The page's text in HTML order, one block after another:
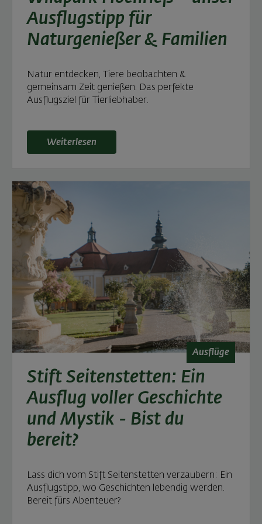
Ausflugstipp für
Naturgenießer & Familien
Natur entdecken, Tiere beobachten &
gemeinsam Zeit genießen. Das perfekte
Ausflugsziel für Tierliebhaber.
Weiterlesen: Wildpark Hochrieß – unser
Weiterlesen
Ausflüge
Stift Seitenstetten: Ein
Ausflug voller Geschichte
und Mystik - Bist du
bereit?
Lass dich vom Stift Seitenstetten verzaubern: Ein
Ausflugstipp, wo Geschichten lebendig werden.
Bereit fürs Abenteuer?